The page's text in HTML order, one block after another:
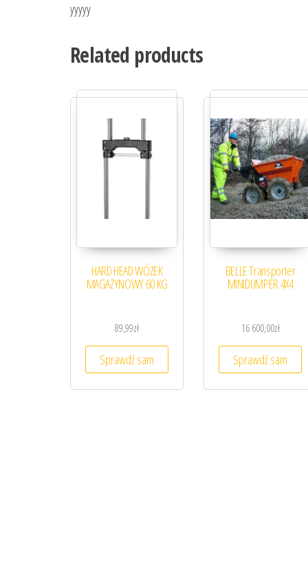
yyyyy
Related products
HARD HEAD WÓZEK
MAGAZYNOWY 60 KG
89,99zł
Sprawdź sam
BELLE Transporter
MINIDUMPER 4X4
16 600,00zł
Sprawdź sam